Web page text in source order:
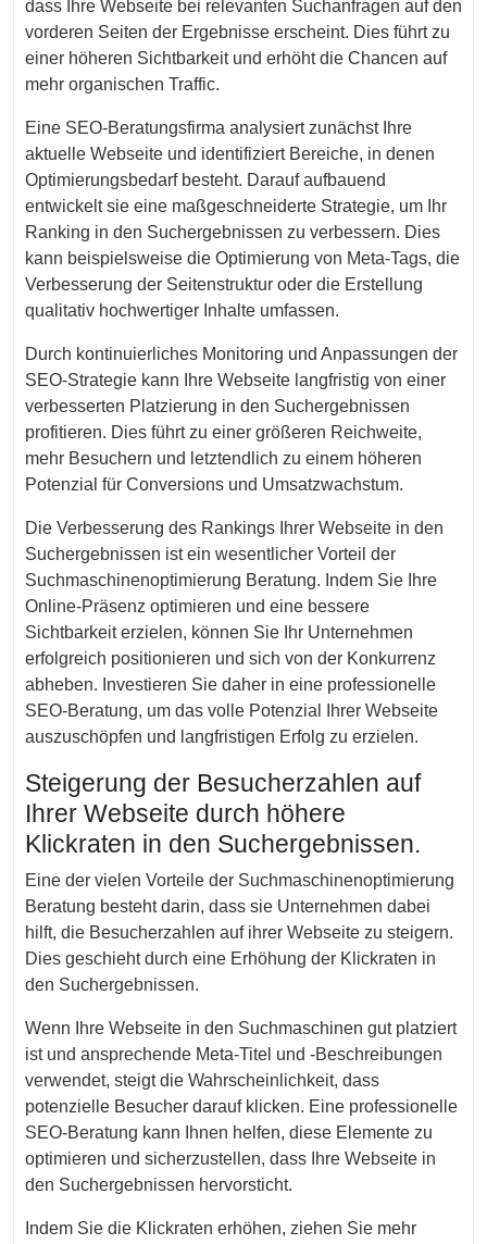
dass Ihre Webseite bei relevanten Suchanfragen auf den
vorderen Seiten der Ergebnisse erscheint. Dies führt zu
einer höheren Sichtbarkeit und erhöht die Chancen auf
mehr organischen Traffic.
Eine SEO-Beratungsfirma analysiert zunächst Ihre
aktuelle Webseite und identifiziert Bereiche, in denen
Optimierungsbedarf besteht. Darauf aufbauend
entwickelt sie eine maßgeschneiderte Strategie, um Ihr
Ranking in den Suchergebnissen zu verbessern. Dies
kann beispielsweise die Optimierung von Meta-Tags, die
Verbesserung der Seitenstruktur oder die Erstellung
qualitativ hochwertiger Inhalte umfassen.
Durch kontinuierliches Monitoring und Anpassungen der
SEO-Strategie kann Ihre Webseite langfristig von einer
verbesserten Platzierung in den Suchergebnissen
profitieren. Dies führt zu einer größeren Reichweite,
mehr Besuchern und letztendlich zu einem höheren
Potenzial für Conversions und Umsatzwachstum.
Die Verbesserung des Rankings Ihrer Webseite in den
Suchergebnissen ist ein wesentlicher Vorteil der
Suchmaschinenoptimierung Beratung. Indem Sie Ihre
Online-Präsenz optimieren und eine bessere
Sichtbarkeit erzielen, können Sie Ihr Unternehmen
erfolgreich positionieren und sich von der Konkurrenz
abheben. Investieren Sie daher in eine professionelle
SEO-Beratung, um das volle Potenzial Ihrer Webseite
auszuschöpfen und langfristigen Erfolg zu erzielen.
Steigerung der Besucherzahlen auf
Ihrer Webseite durch höhere
Klickraten in den Suchergebnissen.
Eine der vielen Vorteile der Suchmaschinenoptimierung
Beratung besteht darin, dass sie Unternehmen dabei
hilft, die Besucherzahlen auf ihrer Webseite zu steigern.
Dies geschieht durch eine Erhöhung der Klickraten in
den Suchergebnissen.
Wenn Ihre Webseite in den Suchmaschinen gut platziert
ist und ansprechende Meta-Titel und -Beschreibungen
verwendet, steigt die Wahrscheinlichkeit, dass
potenzielle Besucher darauf klicken. Eine professionelle
SEO-Beratung kann Ihnen helfen, diese Elemente zu
optimieren und sicherzustellen, dass Ihre Webseite in
den Suchergebnissen hervorsticht.
Indem Sie die Klickraten erhöhen, ziehen Sie mehr